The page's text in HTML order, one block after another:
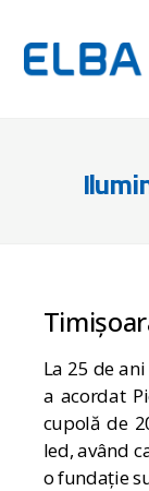
La 25 de
a acordat
cupolă de
led, având
o fundație